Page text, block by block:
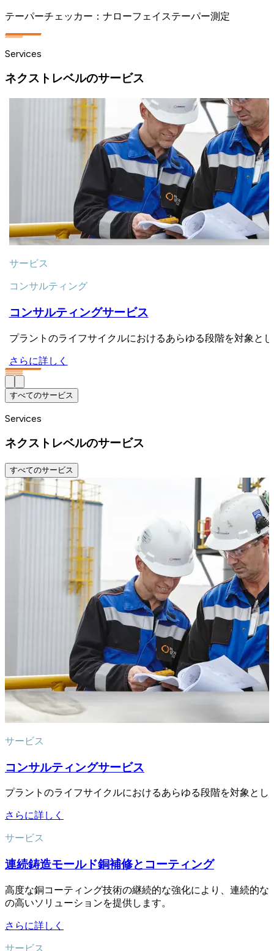
テーパーチェッカー：ナローフェイステーパー測定
Services
ネクストレベルのサービス
サービス
コンサルティング
コンサルティングサービス
プラントのライフサイクルにおけるあらゆる段階を対象と
さらに詳しく
すべてのサービス
Services
ネクストレベルのサービス
すべてのサービス
サービス
コンサルティングサービス
プラントのライフサイクルにおけるあらゆる段階を対象と
さらに詳しく
サービス
連続鋳造モールド銅補修とコーティング
高度な銅コーティング技術の継続的な強化により、連続的
の高いソリューションを提供します。
さらに詳しく
サービス